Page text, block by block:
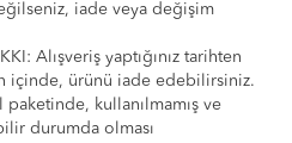
iade veya değişim
: Alışveriş yaptığınız tarihten
içinde, ürünü iade edebilirsiniz.
kullanılmamış ve
durumda olması